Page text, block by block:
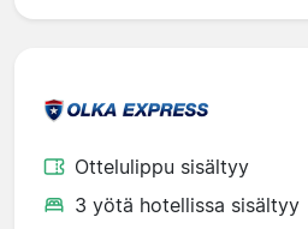
Ottelulippu sisältyy
3 yötä hotellissa sisältyy